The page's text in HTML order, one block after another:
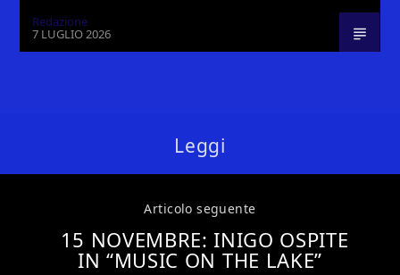
Redazione
7 LUGLIO 2026
Leggi
Articolo seguente
15 NOVEMBRE: INIGO OSPITE
IN “MUSIC ON THE LAKE”